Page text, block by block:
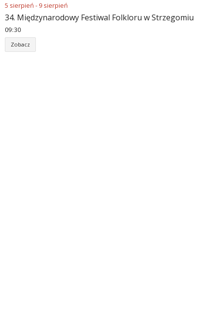
5 sierpień - 9 sierpień
34. Międzynarodowy Festiwal Folkloru w Strzegomiu
09:30
Zobacz